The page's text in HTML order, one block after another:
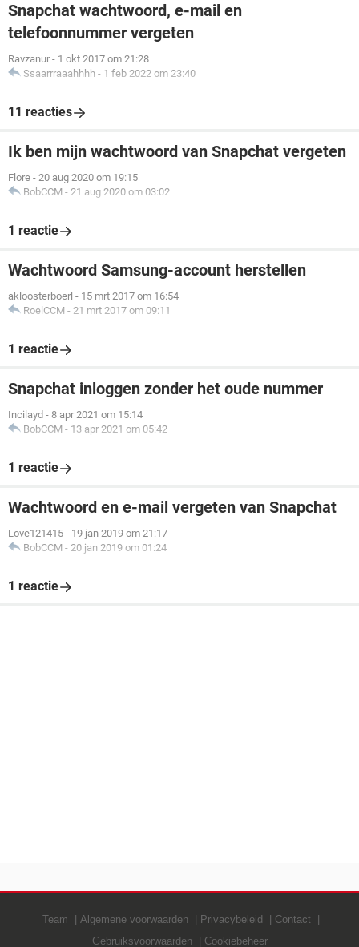
Snapchat wachtwoord, e-mail en
telefoonnummer vergeten
Ravzanur - 1 okt 2017 om 21:28
Ssaarrraaahhhh - 1 feb 2022 om 23:40
11 reacties
Ik ben mijn wachtwoord van Snapchat vergeten
Flore - 20 aug 2020 om 19:15
BobCCM - 21 aug 2020 om 03:02
1 reactie
Wachtwoord Samsung-account herstellen
akloosterboerl - 15 mrt 2017 om 16:54
RoelCCM - 21 mrt 2017 om 09:11
1 reactie
Snapchat inloggen zonder het oude nummer
Incilayd - 8 apr 2021 om 15:14
BobCCM - 13 apr 2021 om 05:42
1 reactie
Wachtwoord en e-mail vergeten van Snapchat
Love121415 - 19 jan 2019 om 21:17
BobCCM - 20 jan 2019 om 01:24
1 reactie
Team Algemene voorwaarden Privacybeleid
Contact
Gebruiksvoorwaarden
Cookiebeheer